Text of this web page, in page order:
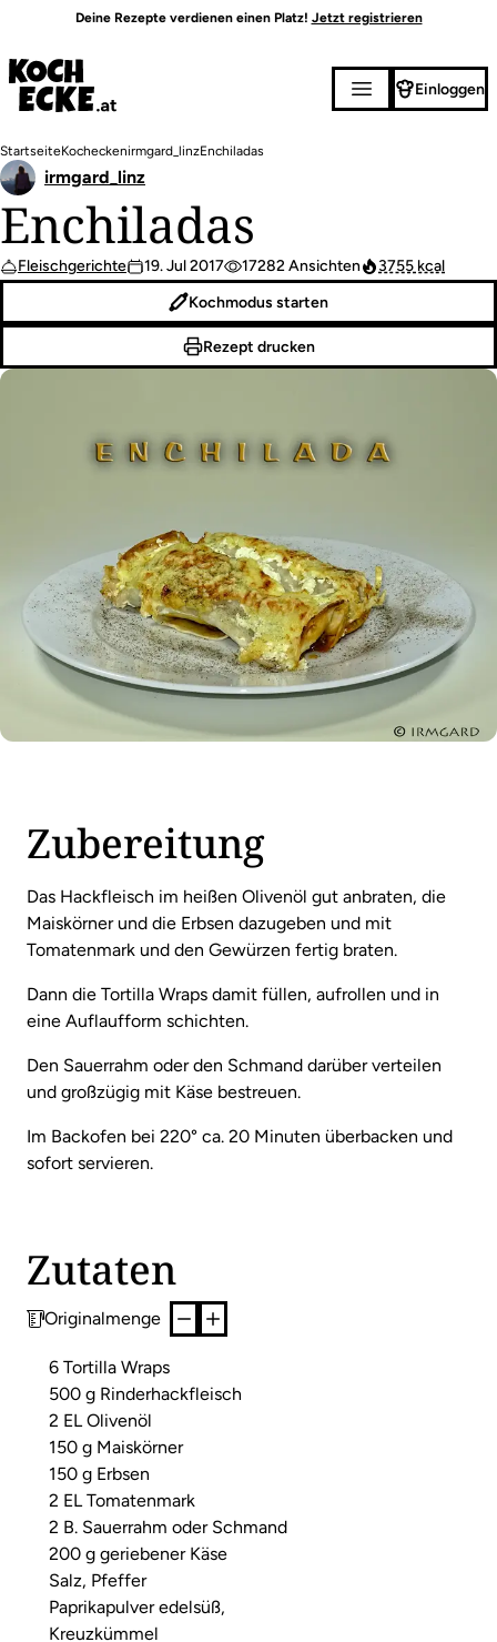
Inhalt
Deine Rezepte verdienen einen Platz! Jetzt registrieren
Einloggen
Pfadnavigation
StartseiteKocheckenirmgard_linzEnchiladas
Enchiladas
Fleischgerichte 19. Jul 2017 17282 Ansichten 3755 kcal
irmgard_linz
Kochmodus starten
Rezept drucken
Zubereitung
Das Hackfleisch im heißen Olivenöl gut anbraten, die
Maiskörner und die Erbsen dazugeben und mit
Tomatenmark und den Gewürzen fertig braten.
Dann die Tortilla Wraps damit füllen, aufrollen und in
eine Auflaufform schichten.
Den Sauerrahm oder den Schmand darüber verteilen
und großzügig mit Käse bestreuen.
Im Backofen bei 220° ca. 20 Minuten überbacken und
sofort servieren.
Zutaten
Originalmenge
6 Tortilla Wraps
500 g Rinderhackfleisch
2 EL Olivenöl
150 g Maiskörner
150 g Erbsen
2 EL Tomatenmark
2 B. Sauerrahm oder Schmand
200 g geriebener Käse
Salz, Pfeffer
Paprikapulver edelsüß,
Kreuzkümmel